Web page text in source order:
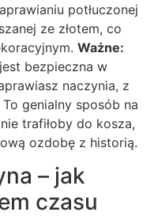
potłuczonej
ze złotem, co
Ważne:
bezpieczna w
naczynia, z
genialny sposób na
trafiłoby do kosza,
ozdobę z historią.
– jak
czasu